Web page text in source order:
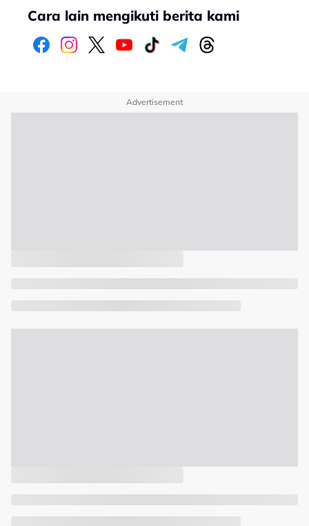
Cara lain mengikuti berita kami
Advertisement